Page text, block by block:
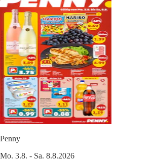
Penny
Mo. 3.8. - Sa. 8.8.2026